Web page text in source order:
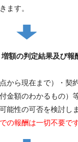
ます。
額の判定結果及び報
から現在まで）・契
金額のわかるもの）
能性の可否を検討し
の報酬は一切不要です